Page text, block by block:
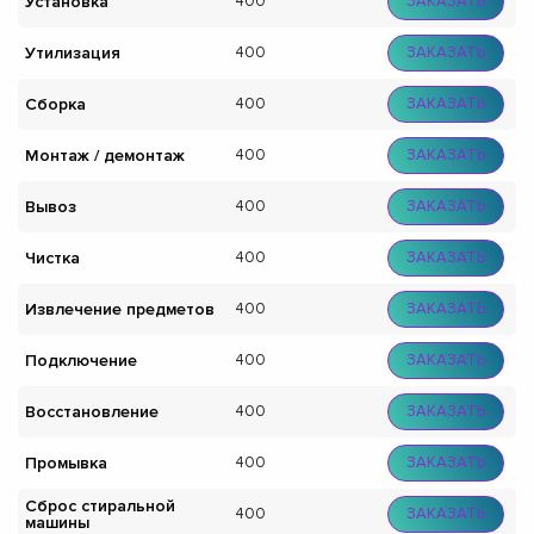
Утилизация 400 ЗАКАЗАТЬ
Сборка 400 ЗАКАЗАТЬ
Монтаж / демонтаж 400 ЗАКАЗАТЬ
Вывоз 400 ЗАКАЗАТЬ
Чистка 400 ЗАКАЗАТЬ
Извлечение предметов 400 ЗАКАЗАТЬ
Подключение 400 ЗАКАЗАТЬ
Восстановление 400 ЗАКАЗАТЬ
Промывка 400 ЗАКАЗАТЬ
Сброс стиральной
машины
400 ЗАКАЗАТЬ